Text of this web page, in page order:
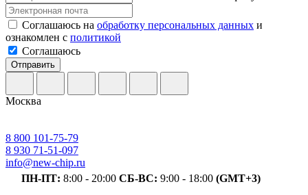
Соглашаюсь на обработку персональных данных и
ознакомлен с политикой
Соглашаюсь
Отправить
Москва
8 800 101-75-79
8 930 71-51-097
info@new-chip.ru
ПН-ПТ: 8:00 - 20:00 СБ-ВС: 9:00 - 18:00 (GMT+3)